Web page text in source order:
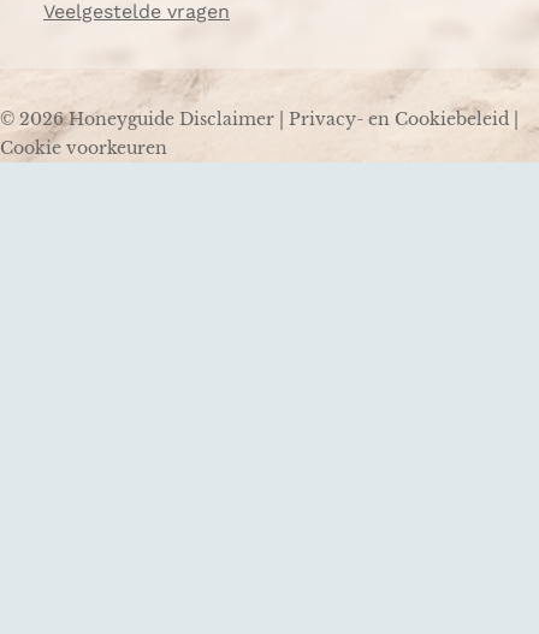
Veelgestelde vragen
© 2026 Honeyguide Disclaimer Privacy- en Cookiebeleid
Cookie voorkeuren